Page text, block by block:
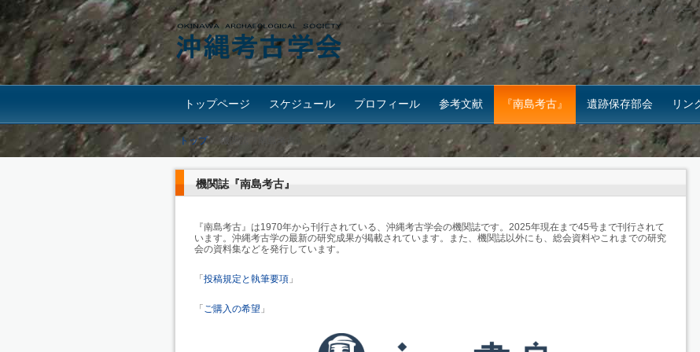
沖縄考古学会の公式ホームペ
トップページ スケジュール プロフィール 参考文献 『南島考古』 遺跡保存部会 リン
トップ› 機関誌『南島考古』
機関誌『南島考古』
『南島考古』は1970年から刊行されている、沖縄考古学会の機関誌です。2025年現在まで45号まで刊行されて
います。沖縄考古学の最新の研究成果が掲載されています。また、機関誌以外にも、総会資料やこれまでの研究
会の資料集などを発行しています。
「 投稿規定と執筆要項 」
「 ご購入の希望 」